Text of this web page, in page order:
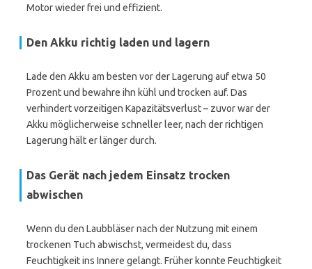
Motor wieder frei und effizient.
Den Akku richtig laden und lagern
Lade den Akku am besten vor der Lagerung auf etwa 50
Prozent und bewahre ihn kühl und trocken auf. Das
verhindert vorzeitigen Kapazitätsverlust – zuvor war der
Akku möglicherweise schneller leer, nach der richtigen
Lagerung hält er länger durch.
Das Gerät nach jedem Einsatz trocken
abwischen
Wenn du den Laubbläser nach der Nutzung mit einem
trockenen Tuch abwischst, vermeidest du, dass
Feuchtigkeit ins Innere gelangt. Früher konnte Feuchtigkeit